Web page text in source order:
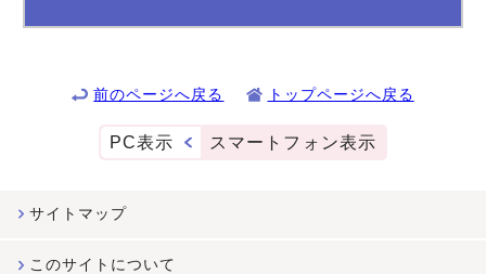
前のページへ戻る トップページへ戻る
PC表示 スマートフォン表示
サイトマップ
このサイトについて